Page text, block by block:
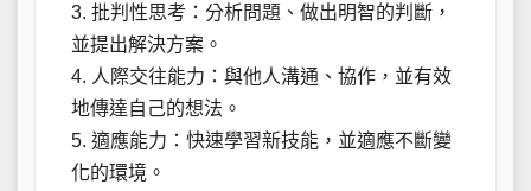
3. 批判性思考：分析問題、做出明智的判斷，
並提出解決方案。
4. 人際交往能力：與他人溝通、協作，並有效
地傳達自己的想法。
5. 適應能力：快速學習新技能，並適應不斷變
化的環境。